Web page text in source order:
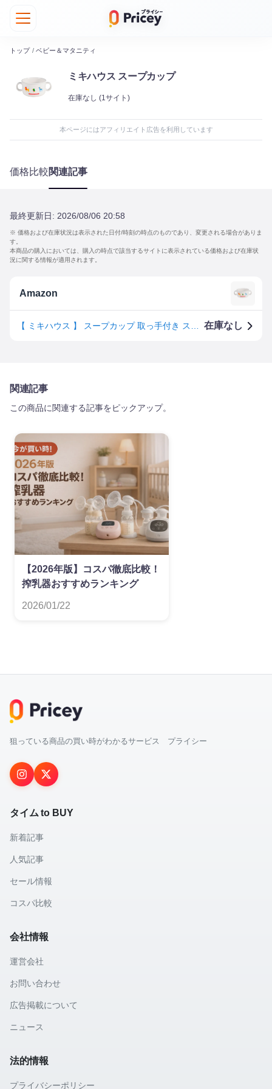
トップ / ベビー＆マタニティ
ミキハウス スープカップ
在庫なし (1サイト)
本ページにはアフィリエイト広告を利用しています
価格比較関連記事
最終更新日: 2026/08/06 20:58
※ 価格および在庫状況は表示された日付/時刻の時点のものであり、変更される場合がありま
す。
本商品の購入においては、購入の時点で該当するサイトに表示されている価格および在庫状
況に関する情報が適用されます。
Amazon
在庫なし
関連記事
この商品に関連する記事をピックアップ。
【2026年版】コスパ徹底比較！
搾乳器おすすめランキング
2026/01/22
狙っている商品の買い時がわかるサービス プライシー
タイム to BUY
新着記事
人気記事
セール情報
コスパ比較
会社情報
運営会社
お問い合わせ
広告掲載について
ニュース
法的情報
プライバシーポリシー